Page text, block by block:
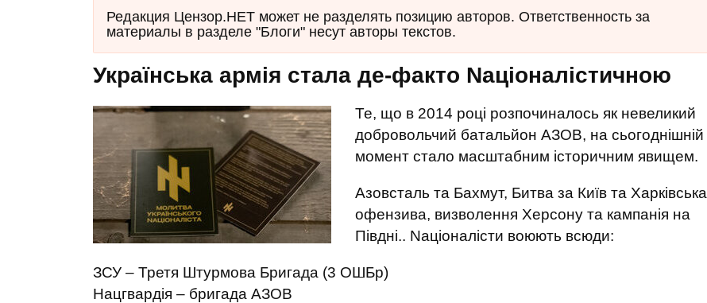
Редакция Цензор.НЕТ может не разделять позицию авторов. Ответственность за
материалы в разделе "Блоги" несут авторы текстов.
Українська армія стала де-факто Nаціоналістичною
Те, що в 2014 році розпочиналось як невеликий
добровольчий батальйон АЗОВ, на сьогоднішній
момент стало масштабним історичним явищем.
Азовсталь та Бахмут, Битва за Київ та Харківська
офензива, визволення Херсону та кампанія на
Півдні.. Nаціоналісти воюють всюди:
ЗСУ – Третя Штурмова Бригада (3 ОШБр)
Нацгвардія – бригада АЗОВ